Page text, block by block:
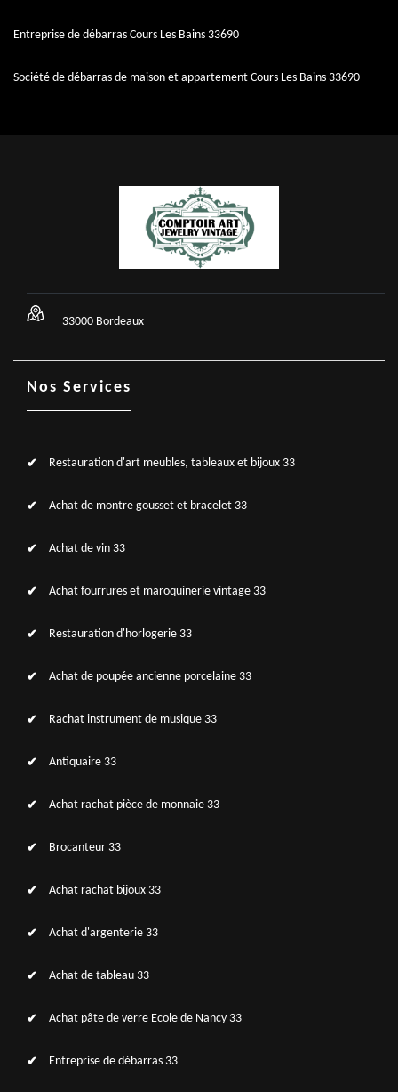
Entreprise de débarras Cours Les Bains 33690
Société de débarras de maison et appartement Cours Les Bains 33690
33000 Bordeaux
Nos Services
Restauration d'art meubles, tableaux et bijoux 33
Achat de montre gousset et bracelet 33
Achat de vin 33
Achat fourrures et maroquinerie vintage 33
Restauration d'horlogerie 33
Achat de poupée ancienne porcelaine 33
Rachat instrument de musique 33
Antiquaire 33
Achat rachat pièce de monnaie 33
Brocanteur 33
Achat rachat bijoux 33
Achat d'argenterie 33
Achat de tableau 33
Achat pâte de verre Ecole de Nancy 33
Entreprise de débarras 33